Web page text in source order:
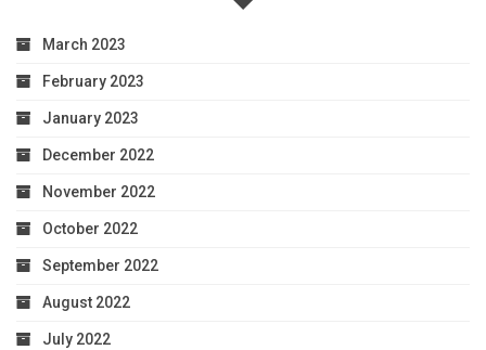
March 2023
February 2023
January 2023
December 2022
November 2022
October 2022
September 2022
August 2022
July 2022